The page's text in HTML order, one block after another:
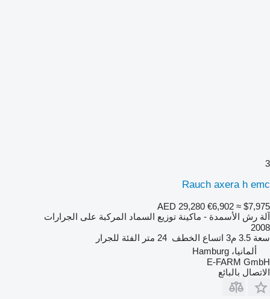
3
Rauch axera h emc
AED 29,280 €6,902 ≈ $7,975
آلة رش الأسمدة - ماكينة توزيع السماد المركبة على الجرارات
2008
سعة 3.5 م3 اتساع الخطف 24 متر الفئة للجرار
ألمانيا، Hamburg
E-FARM GmbH
الاتصال بالبائع